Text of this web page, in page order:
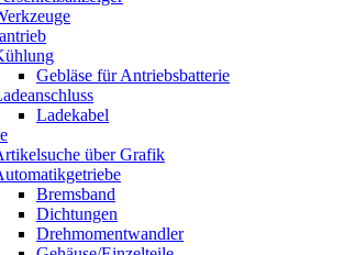
Gebläse für Antriebsbatterie
Ladekabel
über Grafik
Bremsband
Dichtungen
Drehmomentwandler